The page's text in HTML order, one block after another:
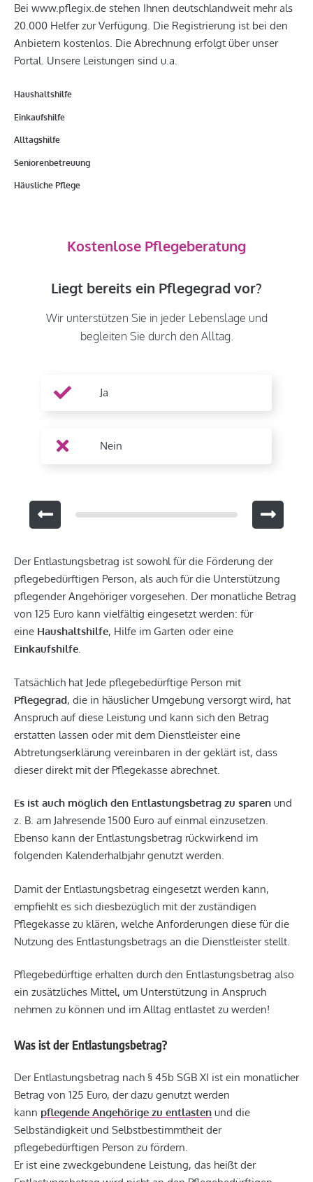
Bei www.pflegix.de stehen Ihnen deutschlandweit mehr als
20.000 Helfer zur Verfügung. Die Registrierung ist bei den
Anbietern kostenlos. Die Abrechnung erfolgt über unser
Portal. Unsere Leistungen sind u.a.
Haushaltshilfe
Einkaufshilfe
Alltagshilfe
Seniorenbetreuung
Häusliche Pflege
Kostenlose Pflegeberatung
Liegt bereits ein Pflegegrad vor?
Wir unterstützen Sie in jeder Lebenslage und
begleiten Sie durch den Alltag.
Ja
Nein
Der Entlastungsbetrag ist sowohl für die Förderung der
pflegebedürftigen Person, als auch für die Unterstützung
pflegender Angehöriger vorgesehen. Der monatliche Betrag
von 125 Euro kann vielfältig eingesetzt werden: für
eine Haushaltshilfe, Hilfe im Garten oder eine
Einkaufshilfe.
Tatsächlich hat Jede pflegebedürftige Person mit
Pflegegrad, die in häuslicher Umgebung versorgt wird, hat
Anspruch auf diese Leistung und kann sich den Betrag
erstatten lassen oder mit dem Dienstleister eine
Abtretungserklärung vereinbaren in der geklärt ist, dass
dieser direkt mit der Pflegekasse abrechnet.
Es ist auch möglich den Entlastungsbetrag zu sparen und
z. B. am Jahresende 1500 Euro auf einmal einzusetzen.
Ebenso kann der Entlastungsbetrag rückwirkend im
folgenden Kalenderhalbjahr genutzt werden.
Damit der Entlastungsbetrag eingesetzt werden kann,
empfiehlt es sich diesbezüglich mit der zuständigen
Pflegekasse zu klären, welche Anforderungen diese für die
Nutzung des Entlastungsbetrags an die Dienstleister stellt.
Pflegebedürftige erhalten durch den Entlastungsbetrag also
ein zusätzliches Mittel, um Unterstützung in Anspruch
nehmen zu können und im Alltag entlastet zu werden!
Was ist der Entlastungsbetrag?
Der Entlastungsbetrag nach § 45b SGB XI ist ein monatlicher
Betrag von 125 Euro, der dazu genutzt werden
kann pflegende Angehörige zu entlasten und die
Selbständigkeit und Selbstbestimmtheit der
pflegebedürftigen Person zu fördern.
Er ist eine zweckgebundene Leistung, das heißt der